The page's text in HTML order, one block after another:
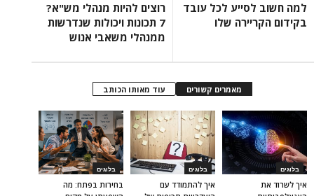
למה חשוב לסייע לכל עובד
בקידום הקריירה שלו
רוצים להיות מנהלי מש"א?
7 תכונות ויכולות שנדרשות
ממנהלי משאבי אנוש
מאמרים קשורים עוד מאותו הכותב
בלוגים
בחירות בפתח: מה
בלוגים
איך להתמודד עם
בלוגים
איך לשרוד את